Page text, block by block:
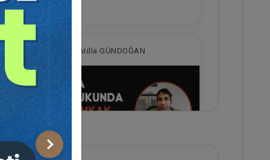
Sonraki
Atilla GÜNDOĞAN